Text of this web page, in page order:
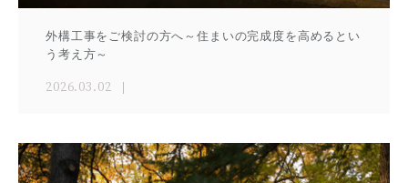
外構工事をご検討の方へ～住まいの完成度を高めるとい
う考え方～
2026.03.02